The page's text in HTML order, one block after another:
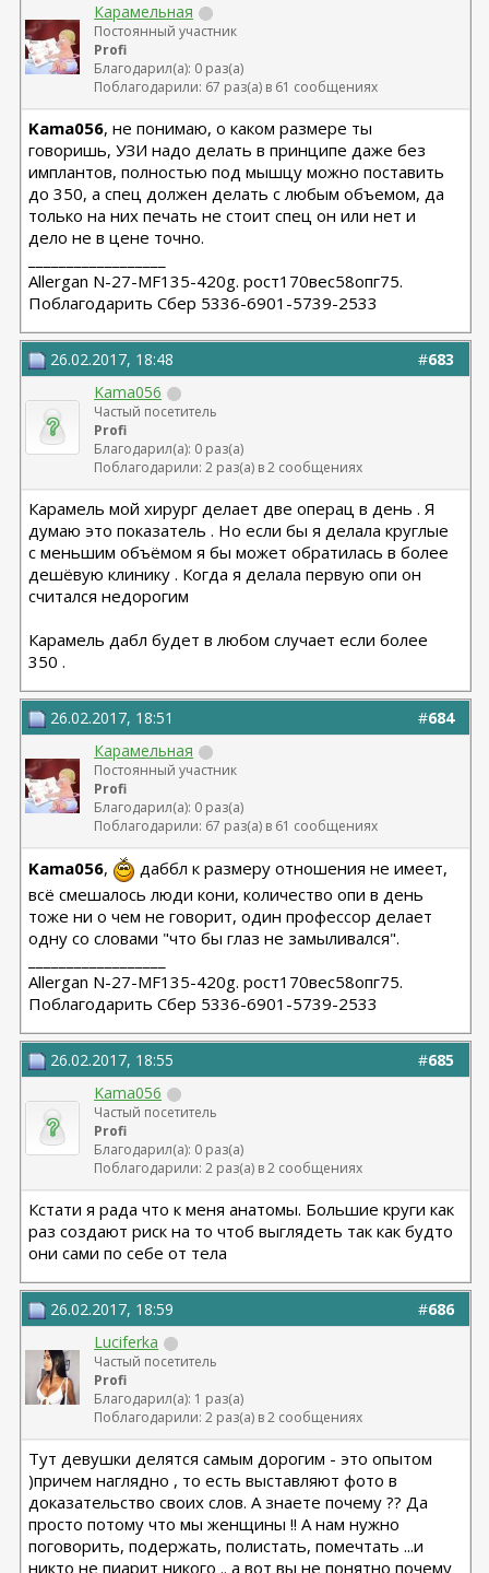
Карамельная
Постоянный участник
Profi
Благодарил(а): 0 раз(а)
Поблагодарили: 67 раз(а) в 61 сообщениях
Kama056, не понимаю, о каком размере ты
говоришь, УЗИ надо делать в принципе даже без
имплантов, полностью под мышцу можно поставить
до 350, а спец должен делать с любым объемом, да
только на них печать не стоит спец он или нет и
дело не в цене точно.
Allergan N-27-MF135-420g. рост170вес58опг75.
Поблагодарить Сбер 5336-6901-5739-2533
#683
26.02.2017, 18:48
Kama056
Частый посетитель
Profi
Благодарил(а): 0 раз(а)
Поблагодарили: 2 раз(а) в 2 сообщениях
Карамель мой хирург делает две операц в день . Я
думаю это показатель . Но если бы я делала круглые
с меньшим объёмом я бы может обратилась в более
дешёвую клинику . Когда я делала первую опи он
считался недорогим
Карамель дабл будет в любом случает если более
350 .
#684
26.02.2017, 18:51
Карамельная
Постоянный участник
Profi
Благодарил(а): 0 раз(а)
Поблагодарили: 67 раз(а) в 61 сообщениях
Kama056,
даббл к размеру отношения не имеет,
всё смешалось люди кони, количество опи в день
тоже ни о чем не говорит, один профессор делает
одну со словами "что бы глаз не замыливался".
Allergan N-27-MF135-420g. рост170вес58опг75.
Поблагодарить Сбер 5336-6901-5739-2533
#685
26.02.2017, 18:55
Kama056
Частый посетитель
Profi
Благодарил(а): 0 раз(а)
Поблагодарили: 2 раз(а) в 2 сообщениях
Кстати я рада что к меня анатомы. Большие круги как
раз создают риск на то чтоб выглядеть так как будто
они сами по себе от тела
#686
26.02.2017, 18:59
Luciferka
Частый посетитель
Profi
Благодарил(а): 1 раз(а)
Поблагодарили: 2 раз(а) в 2 сообщениях
Тут девушки делятся самым дорогим - это опытом
)причем наглядно , то есть выставляют фото в
доказательство своих слов. А знаете почему ?? Да
просто потому что мы женщины !! А нам нужно
поговорить, подержать, полистать, помечтать ...и
никто не пиарит никого .. а вот вы не понятно почему